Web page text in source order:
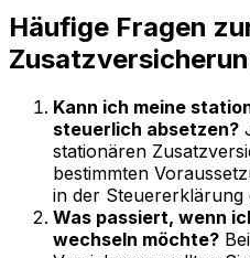
Häufige Fragen
Kann ich meine
steuerlich absetzen?
stationären
bestimmten
in der Steuererklärung
Was passiert, wenn
wechseln möchte?